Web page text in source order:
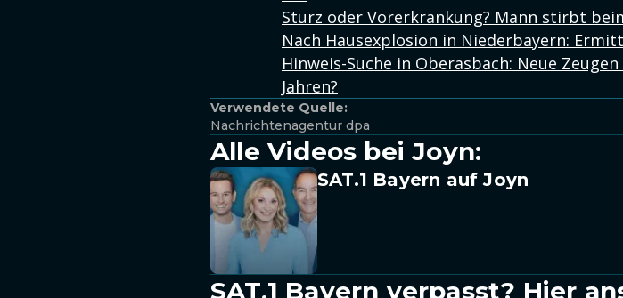
Sturz oder Vorerkrankung? Mann stirbt
Nach Hausexplosion in Niederbayern:
Hinweis-Suche in Oberasbach: Neue
Jahren?
Verwendete Quelle:
Nachrichtenagentur dpa
Alle Videos bei Joyn:
SAT.1 Bayern auf Joyn
SAT.1 Bayern verpasst? Hier